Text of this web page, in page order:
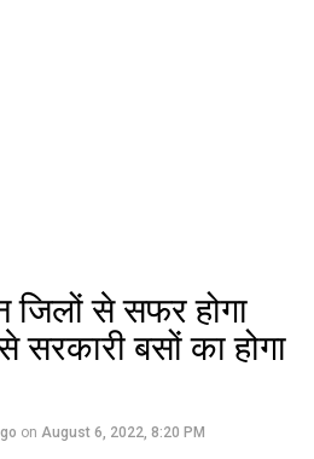
से सफर होगा
बसों का होगा
on August 6, 2022, 8:20 PM